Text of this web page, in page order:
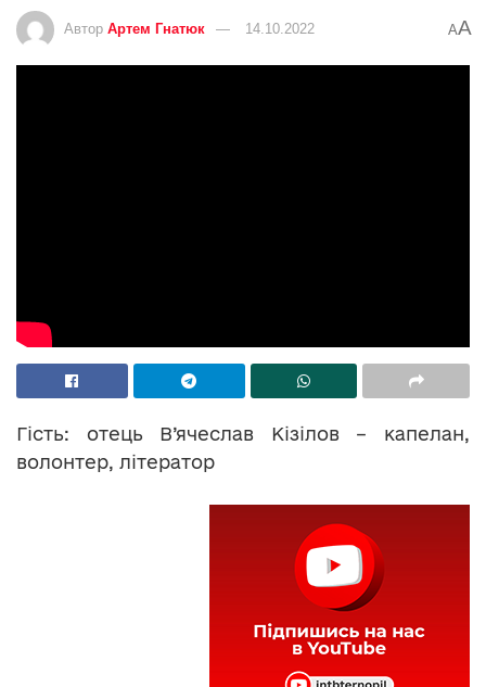
Автор Артем Гнатюк 14.10.2022 AA
Гість: отець В’ячеслав Кізілов – капелан,
волонтер, літератор